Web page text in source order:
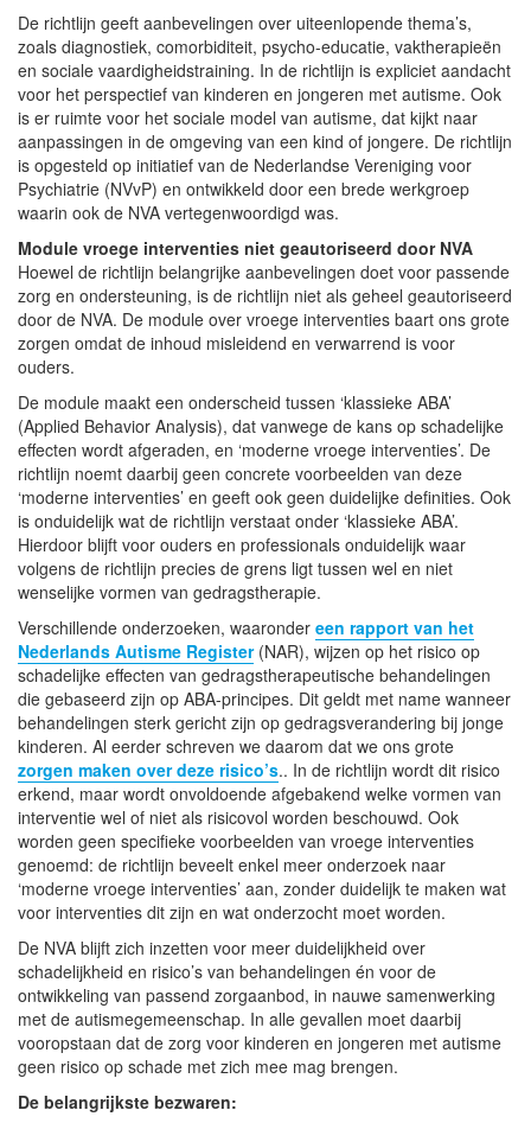
De richtlijn geeft aanbevelingen over uiteenlopende thema’s,
zoals diagnostiek, comorbiditeit, psycho-educatie, vaktherapieën
en sociale vaardigheidstraining. In de richtlijn is expliciet aandacht
voor het perspectief van kinderen en jongeren met autisme. Ook
is er ruimte voor het sociale model van autisme, dat kijkt naar
aanpassingen in de omgeving van een kind of jongere. De richtlijn
is opgesteld op initiatief van de Nederlandse Vereniging voor
Psychiatrie (NVvP) en ontwikkeld door een brede werkgroep
waarin ook de NVA vertegenwoordigd was.
Module vroege interventies niet geautoriseerd door NVA
Hoewel de richtlijn belangrijke aanbevelingen doet voor passende
zorg en ondersteuning, is de richtlijn niet als geheel geautoriseerd
door de NVA. De module over vroege interventies baart ons grote
zorgen omdat de inhoud misleidend en verwarrend is voor
ouders.
De module maakt een onderscheid tussen ‘klassieke ABA’
(Applied Behavior Analysis), dat vanwege de kans op schadelijke
effecten wordt afgeraden, en ‘moderne vroege interventies’. De
richtlijn noemt daarbij geen concrete voorbeelden van deze
‘moderne interventies’ en geeft ook geen duidelijke definities. Ook
is onduidelijk wat de richtlijn verstaat onder ‘klassieke ABA’.
Hierdoor blijft voor ouders en professionals onduidelijk waar
volgens de richtlijn precies de grens ligt tussen wel en niet
wenselijke vormen van gedragstherapie.
Verschillende onderzoeken, waaronder een rapport van het
Nederlands Autisme Register(NAR), wijzen op het risico op
schadelijke effecten van gedragstherapeutische behandelingen
die gebaseerd zijn op ABA-principes. Dit geldt met name wanneer
behandelingen sterk gericht zijn op gedragsverandering bij jonge
kinderen. Al eerder schreven we daarom dat we ons grote
zorgen maken over deze risico’s.. In de richtlijn wordt dit risico
erkend, maar wordt onvoldoende afgebakend welke vormen van
interventie wel of niet als risicovol worden beschouwd. Ook
worden geen specifieke voorbeelden van vroege interventies
genoemd: de richtlijn beveelt enkel meer onderzoek naar
‘moderne vroege interventies’ aan, zonder duidelijk te maken wat
voor interventies dit zijn en wat onderzocht moet worden.
De NVA blijft zich inzetten voor meer duidelijkheid over
schadelijkheid en risico’s van behandelingen én voor de
ontwikkeling van passend zorgaanbod, in nauwe samenwerking
met de autismegemeenschap. In alle gevallen moet daarbij
vooropstaan dat de zorg voor kinderen en jongeren met autisme
geen risico op schade met zich mee mag brengen.
De belangrijkste bezwaren: